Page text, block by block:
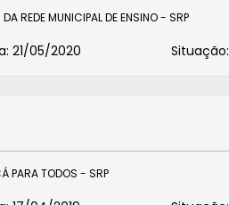
REDE MUNICIPAL DE ENSINO - SRP
21/05/2020 Situação:
PARA TODOS - SRP